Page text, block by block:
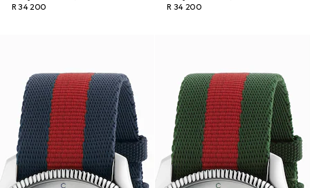
R 34 200
R 34 200